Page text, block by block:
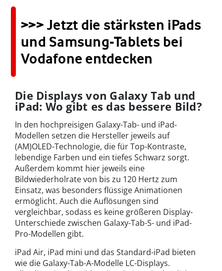
>>> Jetzt die stärksten iPads
und Samsung-Tablets bei
Vodafone entdecken
Die Displays von Galaxy Tab und
iPad: Wo gibt es das bessere Bild?
In den hochpreisigen Galaxy-Tab- und iPad-
Modellen setzen die Hersteller jeweils auf
(AM)OLED-Technologie, die für Top-Kontraste,
lebendige Farben und ein tiefes Schwarz sorgt.
Außerdem kommt hier jeweils eine
Bildwiederholrate von bis zu 120 Hertz zum
Einsatz, was besonders flüssige Animationen
ermöglicht. Auch die Auflösungen sind
vergleichbar, sodass es keine größeren Display-
Unterschiede zwischen Galaxy-Tab-S- und iPad-
Pro-Modellen gibt.
iPad Air, iPad mini und das Standard-iPad bieten
wie die Galaxy-Tab-A-Modelle LC-Displays.